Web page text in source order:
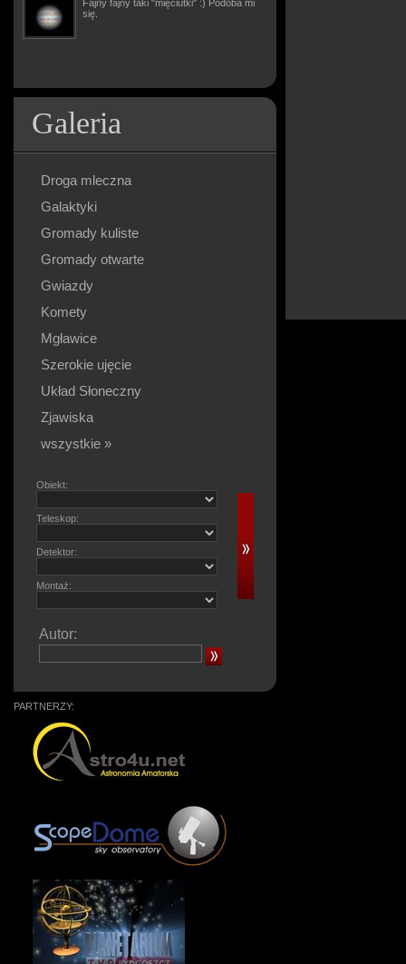
Fajny fajny taki "mięciutki" :) Podoba mi
się.
Galeria
Droga mleczna
Galaktyki
Gromady kuliste
Gromady otwarte
Gwiazdy
Komety
Mgławice
Szerokie ujęcie
Układ Słoneczny
Zjawiska
wszystkie »
Obiekt:
Teleskop:
Detektor:
Montaż:
Autor:
PARTNERZY: